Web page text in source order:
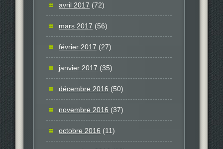
avril 2017 (72)
mars 2017 (56)
février 2017 (27)
janvier 2017 (35)
décembre 2016 (50)
novembre 2016 (37)
octobre 2016 (11)